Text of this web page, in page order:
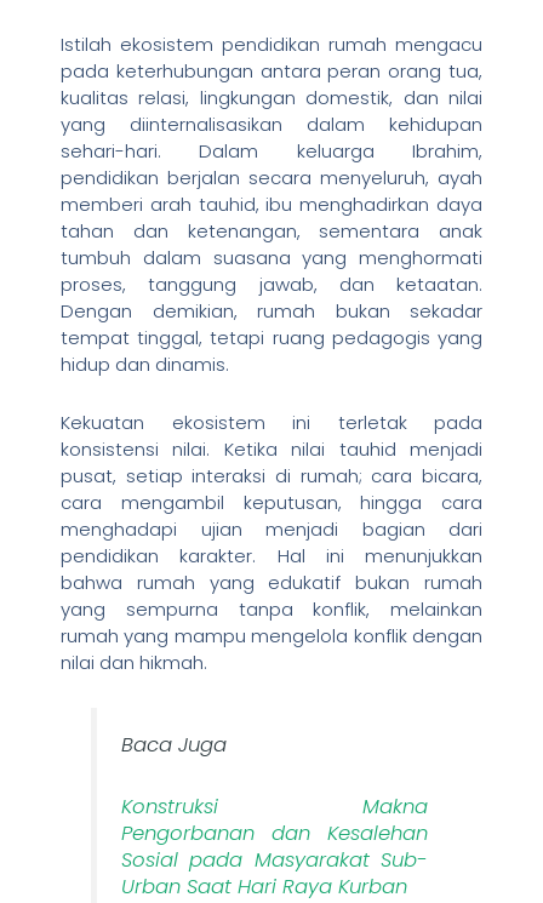
Istilah ekosistem pendidikan rumah mengacu
pada keterhubungan antara peran orang tua,
kualitas relasi, lingkungan domestik, dan nilai
yang diinternalisasikan dalam kehidupan
sehari-hari. Dalam keluarga Ibrahim,
pendidikan berjalan secara menyeluruh, ayah
memberi arah tauhid, ibu menghadirkan daya
tahan dan ketenangan, sementara anak
tumbuh dalam suasana yang menghormati
proses, tanggung jawab, dan ketaatan.
Dengan demikian, rumah bukan sekadar
tempat tinggal, tetapi ruang pedagogis yang
hidup dan dinamis.
Kekuatan ekosistem ini terletak pada
konsistensi nilai. Ketika nilai tauhid menjadi
pusat, setiap interaksi di rumah; cara bicara,
cara mengambil keputusan, hingga cara
menghadapi ujian menjadi bagian dari
pendidikan karakter. Hal ini menunjukkan
bahwa rumah yang edukatif bukan rumah
yang sempurna tanpa konflik, melainkan
rumah yang mampu mengelola konflik dengan
nilai dan hikmah.
Baca Juga
Konstruksi Makna
Pengorbanan dan Kesalehan
Sosial pada Masyarakat Sub-
Urban Saat Hari Raya Kurban